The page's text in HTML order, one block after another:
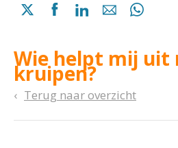
Delen
(opent
in
een
nieuwe
Delen
(opent
in
een
nieuwe
Delen
(opent
in
een
nieuwe
Delen
mail
Delen
(opent
in
nieuwe
Wie helpt mij uit
kruipen?
Terug naar overzicht